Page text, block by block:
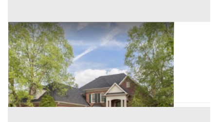
Asta Villino ad una elevazione f.t.
Altofonte (Palermo)
Offerta minima
15.991,17 € 21.321,56 €
Codice asta:64abb42f
Asta chiusa